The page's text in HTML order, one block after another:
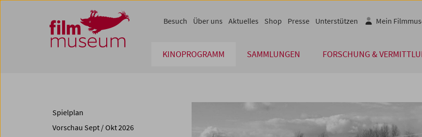
Zum Inhalt
Zum Hauptmenü
Zur Servicenavigation
Zum Suche
KINOPROGRAMM SAMMLUNGEN FORSCHUNG &
Besuch Über uns Aktuelles Shop Presse Unterstützen Mein
Spielplan
Vorschau Sept / Okt 2026